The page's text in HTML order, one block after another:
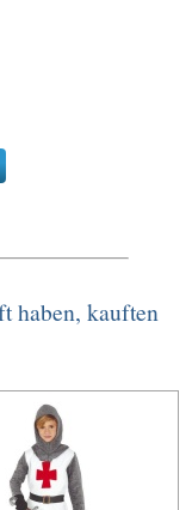
haben, kauften